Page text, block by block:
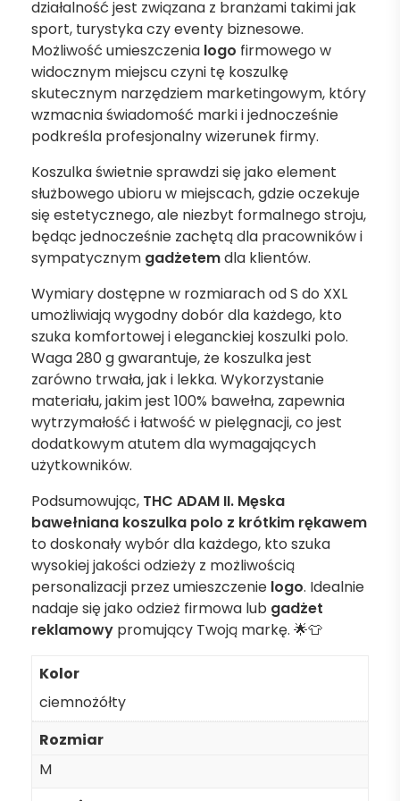
działalność jest związana z branżami takimi jak
sport, turystyka czy eventy biznesowe.
Możliwość umieszczenia logo firmowego w
widocznym miejscu czyni tę koszulkę
skutecznym narzędziem marketingowym, który
wzmacnia świadomość marki i jednocześnie
podkreśla profesjonalny wizerunek firmy.
Koszulka świetnie sprawdzi się jako element
służbowego ubioru w miejscach, gdzie oczekuje
się estetycznego, ale niezbyt formalnego stroju,
będąc jednocześnie zachętą dla pracowników i
sympatycznym gadżetemdla klientów.
Wymiary dostępne w rozmiarach od S do XXL
umożliwiają wygodny dobór dla każdego, kto
szuka komfortowej i eleganckiej koszulki polo.
Waga 280 g gwarantuje, że koszulka jest
zarówno trwała, jak i lekka. Wykorzystanie
materiału, jakim jest 100% bawełna, zapewnia
wytrzymałość i łatwość w pielęgnacji, co jest
dodatkowym atutem dla wymagających
użytkowników.
Podsumowując, THC ADAM II. Męska
bawełniana koszulka polo z krótkim rękawem
to doskonały wybór dla każdego, kto szuka
wysokiej jakości odzieży z możliwością
personalizacji przez umieszczenie logo. Idealnie
nadaje się jako odzież firmowa lub gadżet
reklamowy promujący Twoją markę. 🌟👕
Kolor
ciemnożółty
Rozmiar
M